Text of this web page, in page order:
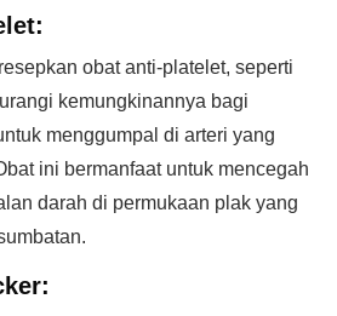
obat anti-platelet, seperti
kemungkinannya bagi
menggumpal di arteri yang
ini bermanfaat untuk mencegah
darah di permukaan plak yang